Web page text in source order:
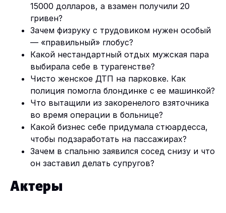
15000 долларов, а взамен получили 20
гривен?
Зачем физруку с трудовиком нужен особый
— «правильный» глобус?
Какой нестандартный отдых мужская пара
выбирала себе в турагенстве?
Чисто женское ДТП на парковке. Как
полиция помогла блондинке с ее машинкой?
Что вытащили из закоренелого взяточника
во время операции в больнице?
Какой бизнес себе придумала стюардесса,
чтобы подзаработать на пассажирах?
Зачем в спальню заявился сосед снизу и что
он заставил делать супругов?
Актеры